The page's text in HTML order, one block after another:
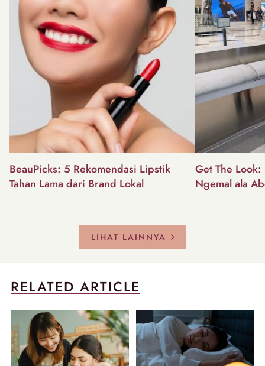
BeauPicks: 5 Rekomendasi Lipstik
Tahan Lama dari Brand Lokal
Get The
Ngemal ala
LIHAT LAINNYA
RELATED ARTICLE